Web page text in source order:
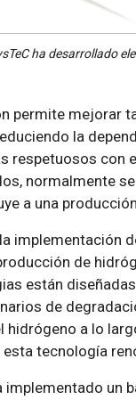
ha desarrollado
permite mejorar
la
respetuosos con
normalmente
a una
implementación
de
están
de
hidrógeno a lo
tecnología
implementado un